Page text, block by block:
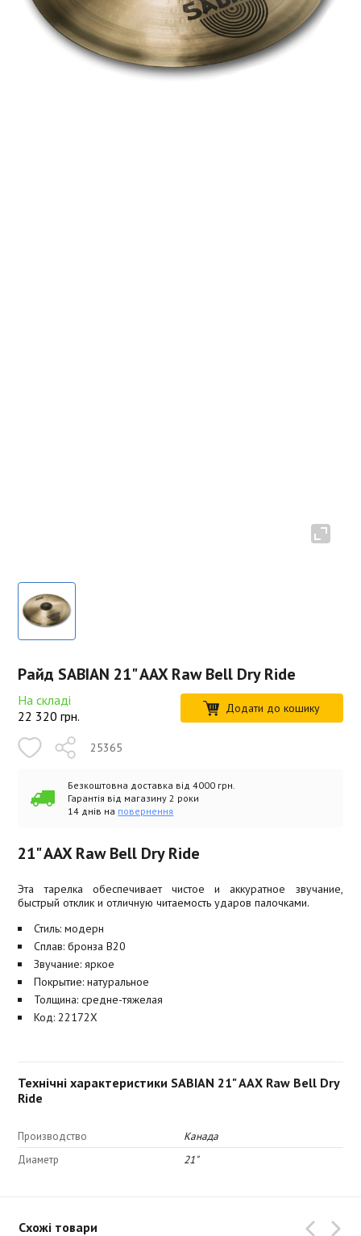
Райд SABIAN 21" AAX Raw Bell Dry Ride
На складі
22 320 грн. Додати до кошику
25365
Безкоштовна доставка від 4000 грн.
Гарантія від магазину 2 роки
14 днів на повернення
21" AAX Raw Bell Dry Ride
Эта тарелка обеспечивает чистое и аккуратное звучание,
быстрый отклик и отличную читаемость ударов палочками.
Стиль: модерн
Сплав: бронза B20
Звучание: яркое
Покрытие: натуральное
Толщина: средне-тяжелая
Код: 22172X
Технічні характеристики SABIAN 21" AAX Raw Bell Dry
Ride
Производство
Канада
Диаметр
21"
Схожі товари